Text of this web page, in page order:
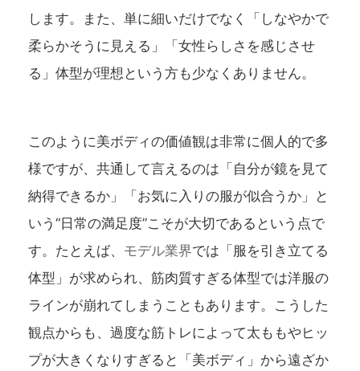
します。また、単に細いだけでなく「しなやかで
柔らかそうに見える」「女性らしさを感じさせ
る」体型が理想という方も少なくありません。
このように美ボディの価値観は非常に個人的で多
様ですが、共通して言えるのは「自分が鏡を見て
納得できるか」「お気に入りの服が似合うか」と
いう“日常の満足度”こそが大切であるという点で
す。たとえば、 モデル業界では「服を引き立てる
体型」が求められ、筋肉質すぎる体型では洋服の
ラインが崩れてしまうこともあります。こうした
観点からも、過度な筋トレによって太ももやヒッ
プが大きくなりすぎると「美ボディ」から遠ざか